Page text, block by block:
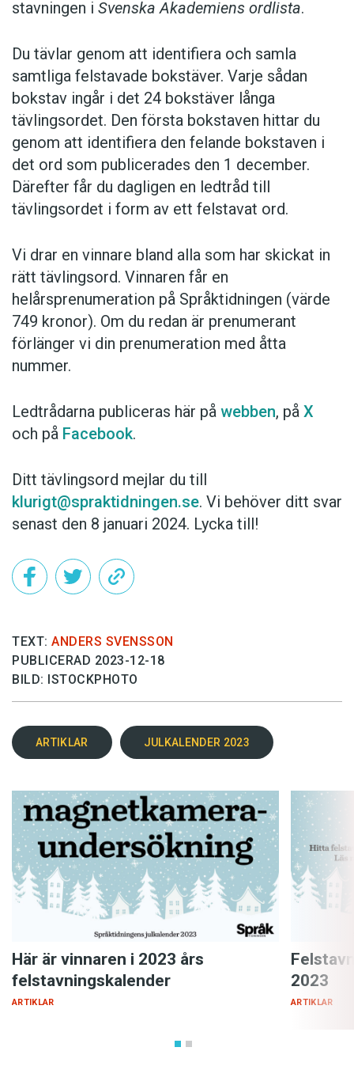
stavningen i Svenska Akademiens ordlista.
Du tävlar genom att identifiera och samla
samtliga felstavade bokstäver. Varje sådan
bokstav ingår i det 24 bokstäver långa
tävlingsordet. Den första bokstaven hittar du
genom att identifiera den felande bokstaven i
det ord som publicerades den 1 december.
Därefter får du dagligen en ledtråd till
tävlingsordet i form av ett felstavat ord.
Vi drar en vinnare bland alla som har skickat in
rätt tävlingsord. Vinnaren får en
helårsprenumeration på Språktidningen (värde
749 kronor). Om du redan är prenumerant
förlänger vi din prenumeration med åtta
nummer.
Ledtrådarna publiceras här på webben, på X
och på Facebook.
Ditt tävlingsord mejlar du till
klurigt@spraktidningen.se. Vi behöver ditt svar
senast den 8 januari 2024. Lycka till!
TEXT: ANDERS SVENSSON
PUBLICERAD 2023-12-18
BILD: ISTOCKPHOTO
ARTIKLAR JULKALENDER 2023
Här är vinnaren i 2023 års
felstavningskalender
ARTIKLAR
2023
ARTIKLAR